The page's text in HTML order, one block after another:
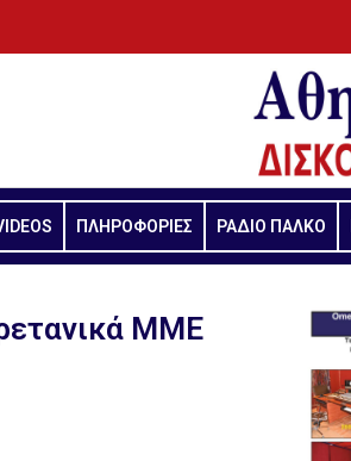
ΠΛΗΡΟΦΟΡΙΕΣ ΡΑΔΙΟ ΠΑΛΚΟ
ΜΜΕ